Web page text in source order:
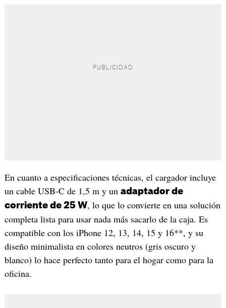
En cuanto a especificaciones técnicas, el cargador incluye
un cable USB-C de 1,5 m y un adaptador de
corriente de 25 W, lo que lo convierte en una solución
completa lista para usar nada más sacarlo de la caja. Es
compatible con los iPhone 12, 13, 14, 15 y 16**, y su
diseño minimalista en colores neutros (gris oscuro y
blanco) lo hace perfecto tanto para el hogar como para la
oficina.